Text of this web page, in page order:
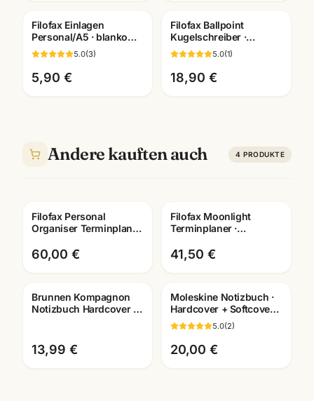
Filofax Einlagen
Personal/A5 · blanko
kariert liniert dotted ·
Systemplaner
Mannheim
5.0(3)
5,90 €
Filofax Ballpoint
Kugelschreiber ·
verschiedene Motive ·
Schreibgeräte
Mannheim
5.0(1)
18,90 €
Andere kauften auch 4 PRODUKTE
Filofax Personal
Organiser Terminplaner
Ausfuehrungen ·
Bueroausstattung
60,00 €
Filofax Moonlight
Terminplaner ·
Organizer · waehlbare
Groesse
41,50 €
Brunnen Kompagnon
Notizbuch Hardcover ·
Mannheim
13,99 €
Moleskine Notizbuch ·
Hardcover + Softcover ·
Pocket/Large/XL ·
Premium-Qualität
5.0(2)
20,00 €